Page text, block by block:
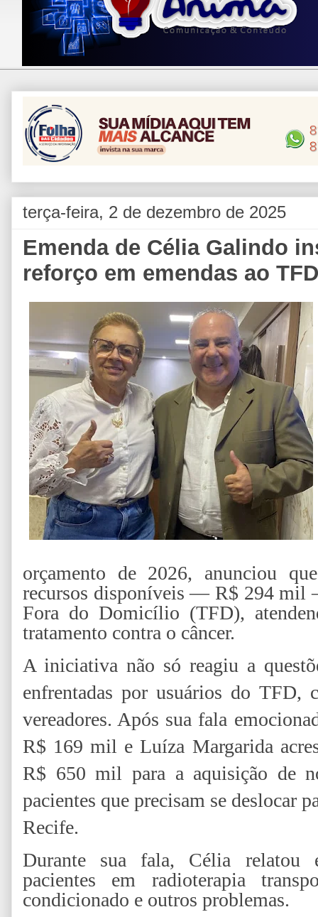
terça-feira, 2 de dezembro de 2025
Emenda de Célia Galindo
reforço em emendas ao
orçamento de 2026, anunciou
recursos disponíveis — R$ 294 mil
Fora do Domicílio (TFD),
tratamento contra o câncer.
A iniciativa não só reagiu a
enfrentadas por usuários do TFD,
vereadores. Após sua fala
R$ 169 mil e Luíza Margarida
R$ 650 mil para a aquisição de
pacientes que precisam se deslocar
Recife.
Durante sua fala, Célia relatou
pacientes em radioterapia
condicionado e outros problemas.